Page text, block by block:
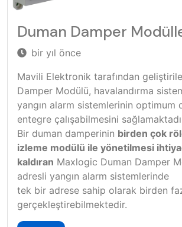
Duman Damper
bir yıl önce
Mavili Elektronik tarafından
Damper Modülü, havalandırma
yangın alarm sistemlerinin optimum
entegre çalışabilmesini
Bir duman damperinin birden çok
izleme modülü ile yönetilmesi
kaldıran Maxlogic Duman Damper
adresli yangın alarm sistemlerinde
tek bir adrese sahip olarak birden
gerçekleştirebilmektedir.